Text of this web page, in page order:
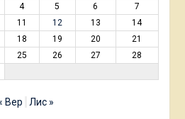
4 5 6
7
11 12 13
14
18 19 20
21
25 26 27
28
Вер Лис »